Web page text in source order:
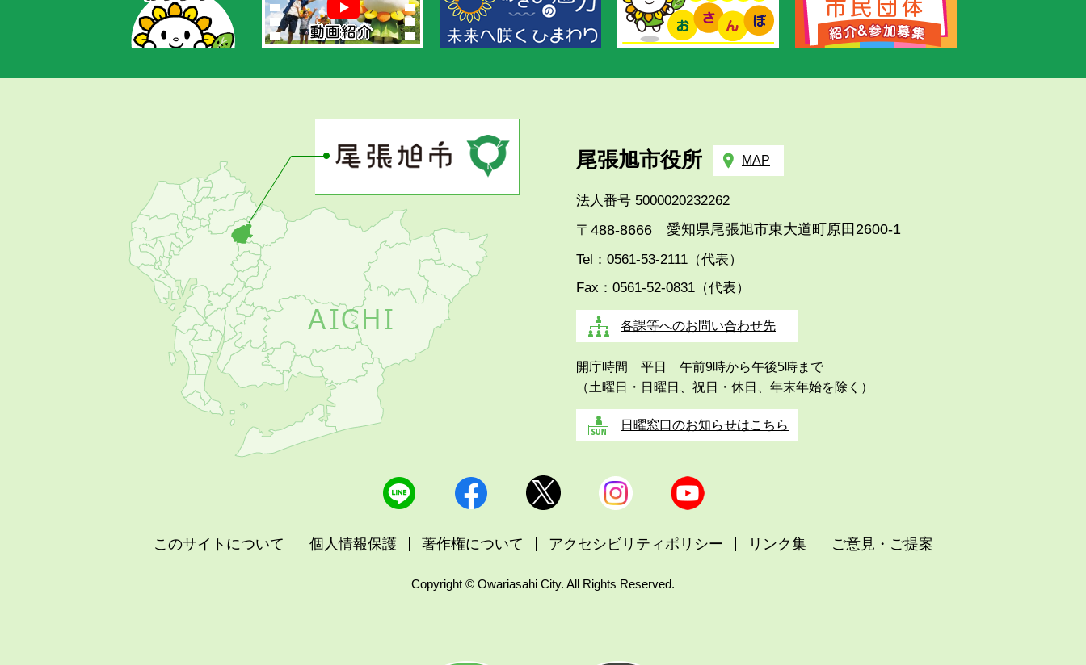
あ
す
め
尾張旭市役所 MAP
法人番号 5000020232262
〒488-8666 愛知県尾張旭市東大道町原田2600-1
Tel：0561-53-2111（代表）
Fax：0561-52-0831（代表）
各課等へのお問い合わせ先
開庁時間 平日 午前9時から午後5時まで
（土曜日・日曜日、祝日・休日、年末年始を除く）
日曜窓口のお知らせはこちら
このサイトについて 個人情報保護 著作権について アクセシビリティポリシー リンク集 ご意見・ご提案
Copyright © Owariasahi City. All Rights Reserved.